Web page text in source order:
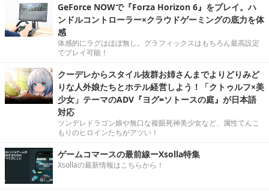
GeForce NOWで『Forza Horizon 6』をプレイ。ハ
ンドルコントローラー×クラウドゲーミングの底力を体
感
体感的にラグはほぼ無し。グラフィックスはもちろん最高設定
でプレイ可能！
クーデレからスタイル抜群お姉さんまでよりどりみど
りな人外娘たちとホテル経営しよう！「クトゥルフ×美
少女」テーマのADV『ヨグ=ソトースの庭』が日本語
対応
ツンデレドラゴン娘や無口な複眼死神美少女など、属性てんこ
もりのヒロインたちがアツい！
ゲームコマースの最前線ーXsolla特集
Xsollaの最新情報はこちらから！